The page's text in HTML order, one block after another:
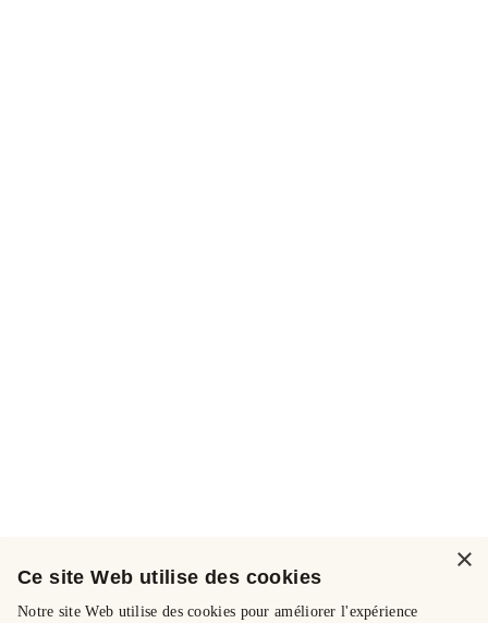
×
Ce site Web utilise des cookies
Notre site Web utilise des cookies pour améliorer l'expérience